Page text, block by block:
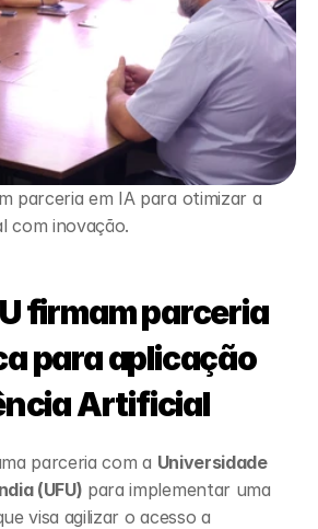
parceria em IA para otimizar a
com inovação.
firmam parceria
para aplicação
Artificial
parceria com a Universidade
(UFU) para implementar uma
visa agilizar o acesso a